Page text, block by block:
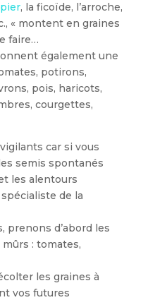
, la ficoïde, l’arroche,
« montent en graines
faire…
également une
potirons,
pois, haricots,
courgettes,
car si vous
semis spontanés
les alentours
de la
prenons d’abord les
: tomates,
les graines à
vos futures